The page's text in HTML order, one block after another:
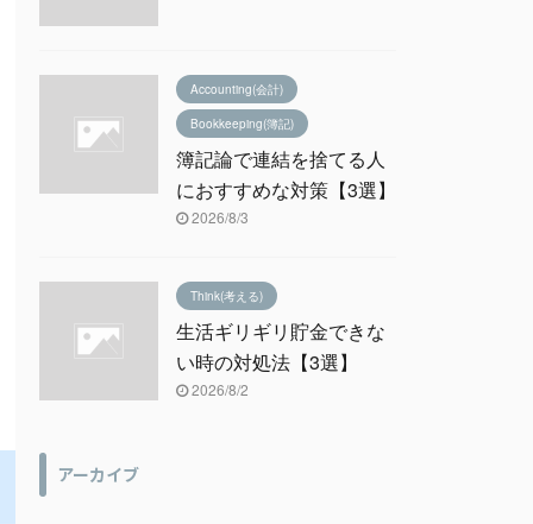
Accounting(会計)
Bookkeeping(簿記)
簿記論で連結を捨てる人
におすすめな対策【3選】
2026/8/3
Think(考える)
生活ギリギリ貯金できな
い時の対処法【3選】
2026/8/2
アーカイブ